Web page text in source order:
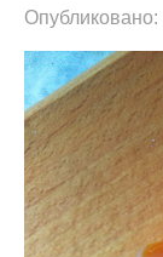
Опубликовано: